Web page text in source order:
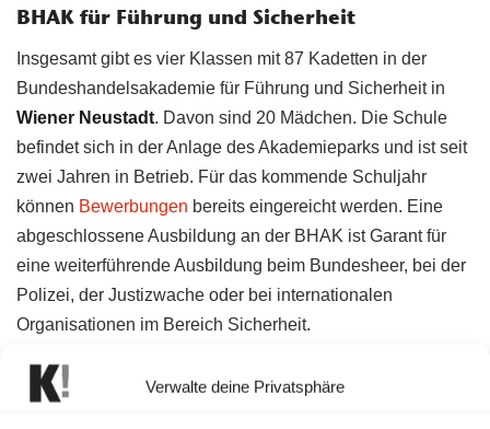
Verwalte deine Privatsphäre
BHAK für Führung und Sicherheit
Insgesamt gibt es vier Klassen mit 87 Kadetten in der
Bundeshandelsakademie für Führung und Sicherheit in
Wiener Neustadt. Davon sind 20 Mädchen. Die Schule
befindet sich in der Anlage des Akademieparks und ist seit
zwei Jahren in Betrieb. Für das kommende Schuljahr
können Bewerbungen bereits eingereicht werden. Eine
abgeschlossene Ausbildung an der BHAK ist Garant für
eine weiterführende Ausbildung beim Bundesheer, bei der
Polizei, der Justizwache oder bei internationalen
Organisationen im Bereich Sicherheit.
Hervorragende Berufsaussichten